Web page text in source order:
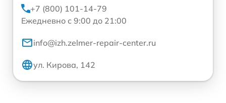
+7 (800) 101-14-79
Ежедневно с 9:00 до 21:00
info@izh.zelmer-repair-center.ru
ул. Кирова, 142